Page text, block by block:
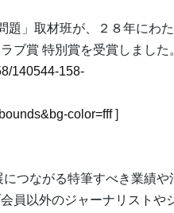
」取材班が、２８年にわ
ブ賞 特別賞を受賞しました
140544-158-
color=fff]
つながる特筆すべき業績や
員以外のジャーナリストや